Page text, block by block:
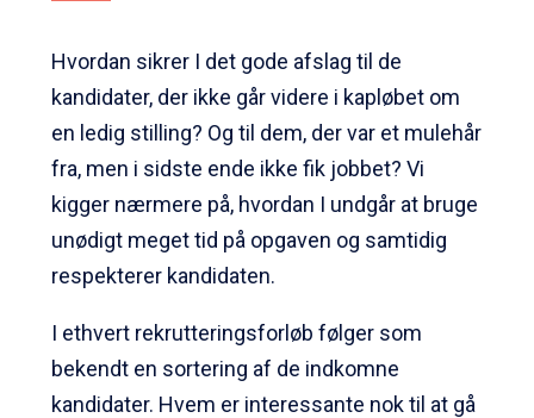
Hvordan sikrer I det gode afslag til de
kandidater, der ikke går videre i kapløbet om
en ledig stilling? Og til dem, der var et mulehår
fra, men i sidste ende ikke fik jobbet? Vi
kigger nærmere på, hvordan I undgår at bruge
unødigt meget tid på opgaven og samtidig
respekterer kandidaten.
I ethvert rekrutteringsforløb følger som
bekendt en sortering af de indkomne
kandidater. Hvem er interessante nok til at gå